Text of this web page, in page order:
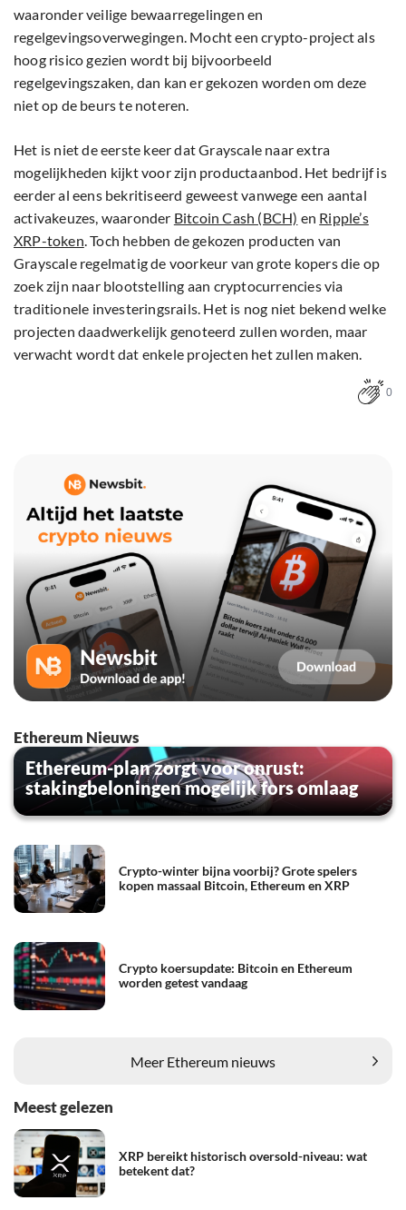
waaronder veilige bewaarregelingen en
regelgevingsoverwegingen. Mocht een crypto-project als
hoog risico gezien wordt bij bijvoorbeeld
regelgevingszaken, dan kan er gekozen worden om deze
niet op de beurs te noteren.
Het is niet de eerste keer dat Grayscale naar extra
mogelijkheden kijkt voor zijn productaanbod. Het bedrijf is
eerder al eens bekritiseerd geweest vanwege een aantal
activakeuzes, waaronder Bitcoin Cash (BCH) en Ripple’s
XRP-token. Toch hebben de gekozen producten van
Grayscale regelmatig de voorkeur van grote kopers die op
zoek zijn naar blootstelling aan cryptocurrencies via
traditionele investeringsrails. Het is nog niet bekend welke
projecten daadwerkelijk genoteerd zullen worden, maar
verwacht wordt dat enkele projecten het zullen maken.
0
Ethereum Nieuws
Ethereum-plan zorgt voor onrust:
stakingbeloningen mogelijk fors omlaag
Crypto-winter bijna voorbij? Grote spelers
kopen massaal Bitcoin, Ethereum en XRP
Crypto koersupdate: Bitcoin en Ethereum
worden getest vandaag
Meer Ethereum nieuws
Meest gelezen
XRP bereikt historisch oversold-niveau: wat
betekent dat?